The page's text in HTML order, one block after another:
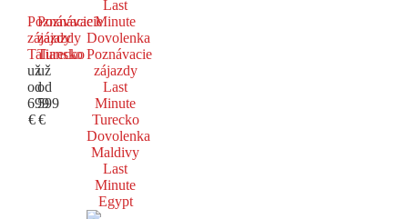
Poznávacie
zájazdy
Taliansko
už
od
699
€
Poznávacie
zájazdy
Turecko
už
od
599
€
Last
Minute
Dovolenka
Poznávacie
zájazdy
Last
Minute
Turecko
Dovolenka
Maldivy
Last
Minute
Egypt